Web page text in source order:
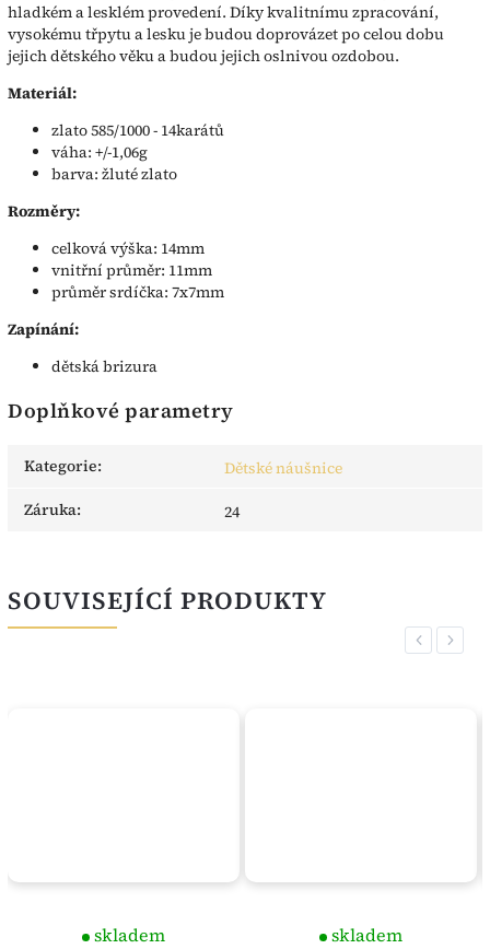
hladkém a lesklém provedení. Díky kvalitnímu zpracování,
vysokému třpytu a lesku je budou doprovázet po celou dobu
jejich dětského věku a budou jejich oslnivou ozdobou.
Materiál:
zlato 585/1000 - 14karátů
váha: +/-1,06g
barva: žluté zlato
Rozměry:
celková výška: 14mm
vnitřní průměr: 11mm
průměr srdíčka: 7x7mm
Zapínání:
dětská brizura
Doplňkové parametry
Kategorie:
Dětské náušnice
Záruka: 24
SOUVISEJÍCÍ PRODUKTY
Previous
skladem skladem
Next